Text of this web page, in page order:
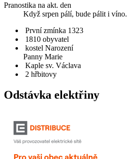
Pranostika na akt. den
Když srpen pálí, bude pálit i víno.
První zmínka 1323
1810 obyvatel
kostel Narození
Panny Marie
Kaple sv. Václava
2 hřbitovy
Odstávka elektřiny